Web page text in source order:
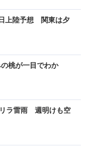
上陸予想 関東は夕
桃が一目でわか
ラ雷雨 週明けも空